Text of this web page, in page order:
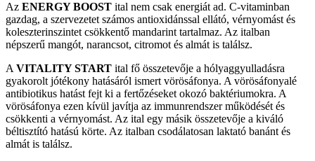
Az ENERGY BOOST ital nem csak energiát ad. C-vitaminban
gazdag, a szervezetet számos antioxidánssal ellátó, vérnyomást és
koleszterinszintet csökkentő mandarint tartalmaz. Az italban
népszerű mangót, narancsot, citromot és almát is találsz.
A VITALITY START ital fő összetevője a hólyaggyulladásra
gyakorolt jótékony hatásáról ismert vörösáfonya. A vörösáfonyalé
antibiotikus hatást fejt ki a fertőzéseket okozó baktériumokra. A
vörösáfonya ezen kívül javítja az immunrendszer működését és
csökkenti a vérnyomást. Az ital egy másik összetevője a kiváló
béltisztító hatású körte. Az italban csodálatosan laktató banánt és
almát is találsz.